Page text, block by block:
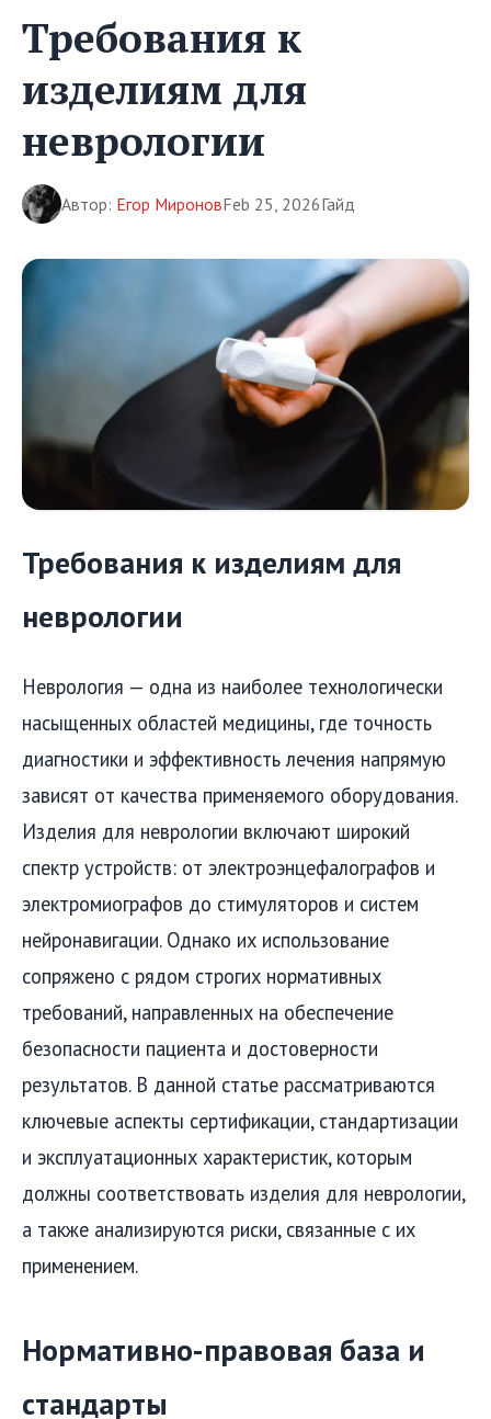
Требования к
изделиям для
неврологии
Автор: Егор МироновFeb 25, 2026Гайд
Требования к изделиям для
неврологии
Неврология — одна из наиболее технологически
насыщенных областей медицины, где точность
диагностики и эффективность лечения напрямую
зависят от качества применяемого оборудования.
Изделия для неврологии включают широкий
спектр устройств: от электроэнцефалографов и
электромиографов до стимуляторов и систем
нейронавигации. Однако их использование
сопряжено с рядом строгих нормативных
требований, направленных на обеспечение
безопасности пациента и достоверности
результатов. В данной статье рассматриваются
ключевые аспекты сертификации, стандартизации
и эксплуатационных характеристик, которым
должны соответствовать изделия для неврологии,
а также анализируются риски, связанные с их
применением.
Нормативно-правовая база и
стандарты